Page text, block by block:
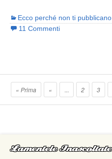
Ecco perché non ti pubblicano
11 Commenti
« Prima « ... 2 3
Lamentele Inascoltate